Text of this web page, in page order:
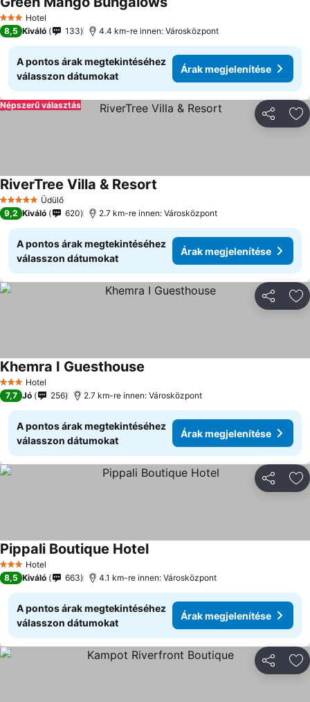
3 Kategória
Hotel
8,5 Kiváló 133 4.4 km-re innen: Városközpont
A pontos árak megtekintéséhez
válasszon dátumokat
Árak megjelenítése
Népszerű választás
5 KategóriaÜdülő
RiverTree Villa & Resort
9,2 Kiváló 620 2.7 km-re innen: Városközpont
A pontos árak megtekintéséhez
válasszon dátumokat
Árak megjelenítése
3 Kategória
Hotel
Khemra I Guesthouse
7,7 Jó 256 2.7 km-re innen: Városközpont
A pontos árak megtekintéséhez
válasszon dátumokat
Árak megjelenítése
3 Kategória
Hotel
Pippali Boutique Hotel
8,5 Kiváló 663 4.1 km-re innen: Városközpont
A pontos árak megtekintéséhez
válasszon dátumokat
Árak megjelenítése